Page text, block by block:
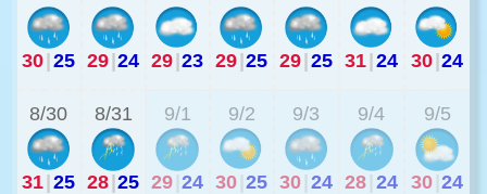
30|25 29|24 29|23 29|25 29|25 31|24 30|24
8/30
31|25
8/31
28|25
9/1
29 24
9/2
30 25
9/3
30 24
9/4
28 24
9/5
30 24